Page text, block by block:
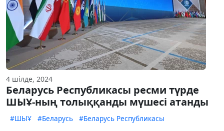
4 шілде, 2024
Беларусь Республикасы ресми түрде
ШЫҰ-ның толыққанды мүшесі атанды
#ШЫҰ #Беларусь #Беларусь Республикасы